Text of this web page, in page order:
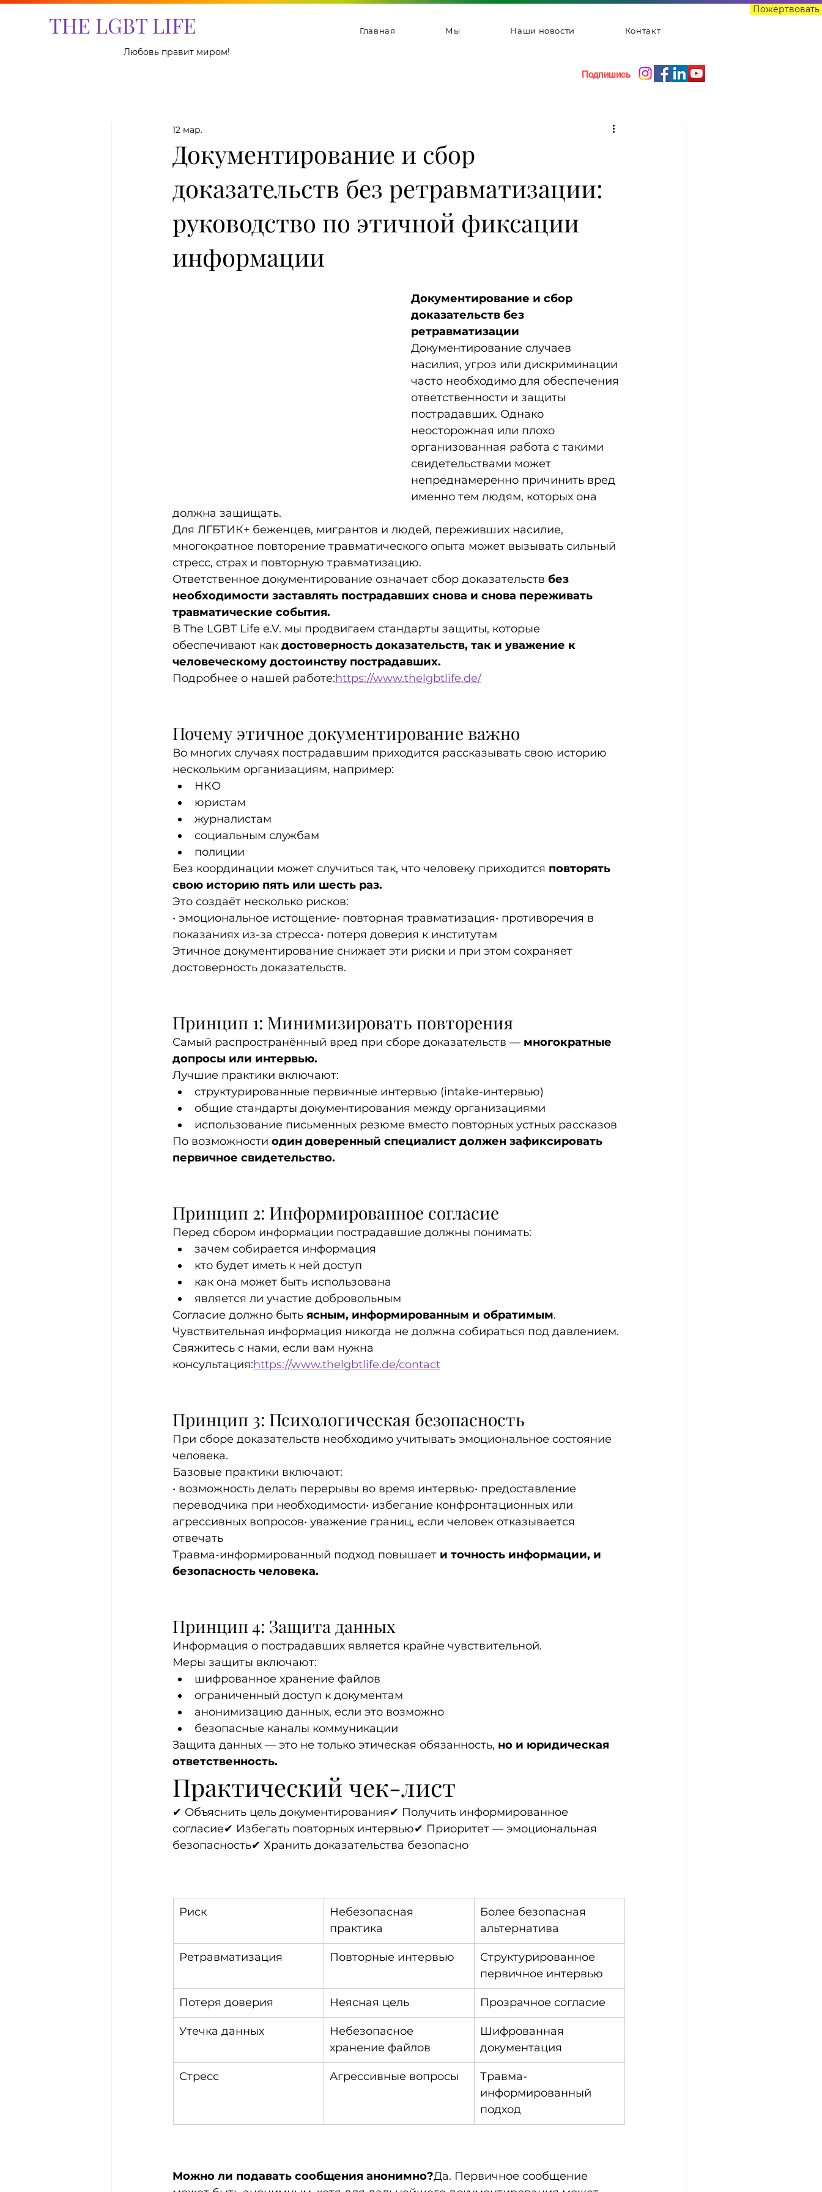
THE LGBT LIFE
Любовь правит миром!
Главная Мы Наши новости Контакт
Пожертвовать
Подпишись
Документирование и сбор
доказательств без ретравматизации:
руководство по этичной фиксации
информации
12 мар.
Документирование и сбор
доказательств без
ретравматизации
Документирование случаев
насилия, угроз или дискриминации
часто необходимо для обеспечения
ответственности и защиты
пострадавших. Однако
неосторожная или плохо
организованная работа с такими
свидетельствами может
непреднамеренно причинить вред
именно тем людям, которых она
должна защищать.
Для ЛГБТИК+ беженцев, мигрантов и людей, переживших насилие,
многократное повторение травматического опыта может вызывать сильный
стресс, страх и повторную травматизацию.
Ответственное документирование означает сбор доказательств без
необходимости заставлять пострадавших снова и снова переживать
травматические события.
В The LGBT Life e.V. мы продвигаем стандарты защиты, которые
обеспечивают как достоверность доказательств, так и уважение к
человеческому достоинству пострадавших.
Подробнее о нашей работе:https://www.thelgbtlife.de/
Почему этичное документирование важно
Во многих случаях пострадавшим приходится рассказывать свою историю
нескольким организациям, например:
НКО
юристам
журналистам
социальным службам
полиции
Без координации может случиться так, что человеку приходится повторять
свою историю пять или шесть раз.
Это создаёт несколько рисков:
• эмоциональное истощение• повторная травматизация• противоречия в
показаниях из-за стресса• потеря доверия к институтам
Этичное документирование снижает эти риски и при этом сохраняет
достоверность доказательств.
Принцип 1: Минимизировать повторения
Самый распространённый вред при сборе доказательств — многократные
допросы или интервью.
Лучшие практики включают:
структурированные первичные интервью (intake-интервью)
общие стандарты документирования между организациями
использование письменных резюме вместо повторных устных рассказов
По возможности один доверенный специалист должен зафиксировать
первичное свидетельство.
Принцип 2: Информированное согласие
Перед сбором информации пострадавшие должны понимать:
зачем собирается информация
кто будет иметь к ней доступ
как она может быть использована
является ли участие добровольным
Согласие должно быть ясным, информированным и обратимым.
Чувствительная информация никогда не должна собираться под давлением.
Свяжитесь с нами, если вам нужна
консультация:https://www.thelgbtlife.de/contact
Принцип 3: Психологическая безопасность
При сборе доказательств необходимо учитывать эмоциональное состояние
человека.
Базовые практики включают:
• возможность делать перерывы во время интервью• предоставление
переводчика при необходимости• избегание конфронтационных или
агрессивных вопросов• уважение границ, если человек отказывается
отвечать
Травма-информированный подход повышает и точность информации, и
безопасность человека.
Принцип 4: Защита данных
Информация о пострадавших является крайне чувствительной.
Меры защиты включают:
шифрованное хранение файлов
ограниченный доступ к документам
анонимизацию данных, если это возможно
безопасные каналы коммуникации
Защита данных — это не только этическая обязанность, но и юридическая
ответственность.
Практический чек-лист
✔ Объяснить цель документирования✔ Получить информированное
согласие✔ Избегать повторных интервью✔ Приоритет — эмоциональная
безопасность✔ Хранить доказательства безопасно
Риск
Небезопасная
практика
Более безопасная
альтернатива
Ретравматизация Повторные интервью
Структурированное
первичное интервью
Потеря доверия Неясная цель Прозрачное согласие
Утечка данных
Небезопасное
хранение файлов
Шифрованная
документация
Стресс Агрессивные вопросы
Травма-
информированный
подход
Можно ли подавать сообщения анонимно?Да. Первичное сообщение